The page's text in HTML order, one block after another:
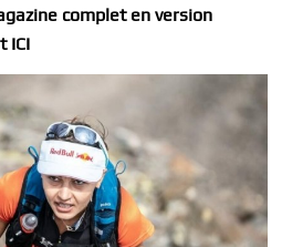
complet en version
ICI